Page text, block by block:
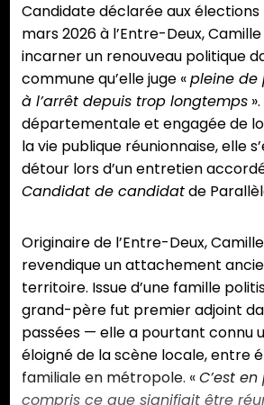
Candidate déclarée aux
mars 2026 à l’Entre-Deux,
incarner un renouveau politique
commune qu’elle juge «pleine de
à l’arrêt depuis trop longtemps
départementale et engagée de
la vie publique réunionnaise, elle
détour lors d’un entretien
Candidat de candidatde
Originaire de l’Entre-Deux,
revendique un attachement
territoire. Issue d’une famille
grand-père fut premier adjoint
passées — elle a pourtant connu
éloigné de la scène locale, entre
familiale en métropole. «C’est
compris ce que signifiait être